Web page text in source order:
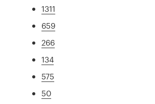
1311
659
266
134
575
50